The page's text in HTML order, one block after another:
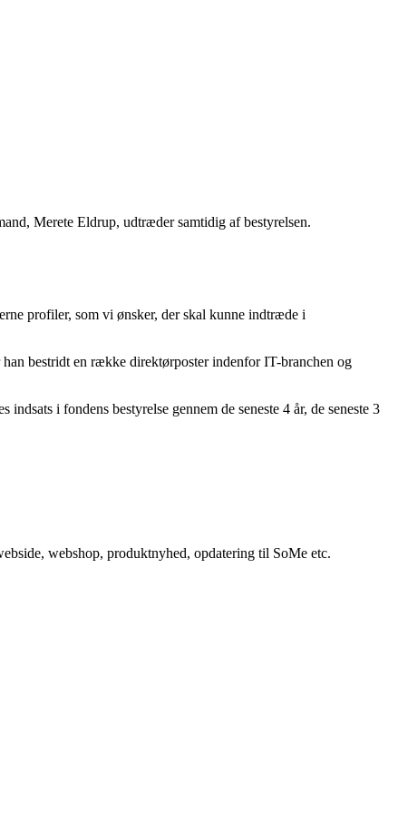
Merete Eldrup, udtræder samtidig af bestyrelsen.
profiler, som vi ønsker, der skal kunne indtræde i
bestridt en række direktørposter indenfor IT-branchen og
i fondens bestyrelse gennem de seneste 4 år, de seneste 3
webshop, produktnyhed, opdatering til SoMe etc.